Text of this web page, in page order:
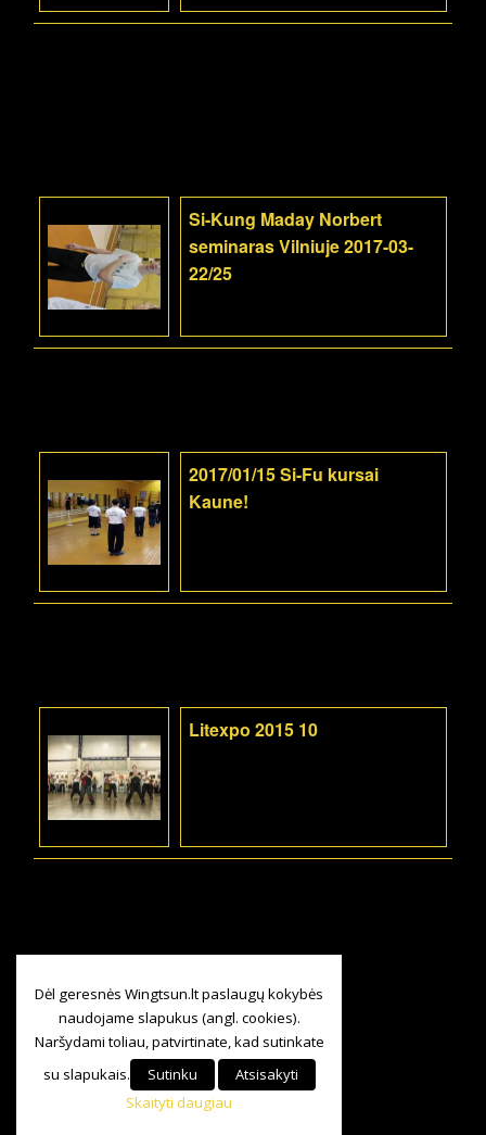
Si-Kung Maday Norbert
seminaras Vilniuje 2017-03-
22/25
2017/01/15 Si-Fu kursai
Kaune!
Litexpo 2015 10
Dėl geresnės Wingtsun.lt paslaugų kokybės
naudojame slapukus (angl. cookies).
Naršydami toliau, patvirtinate, kad sutinkate
su slapukais.
Sutinku
Atsisakyti
Skaityti daugiau